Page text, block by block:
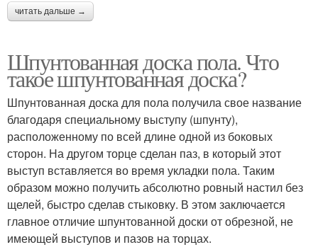
читать дальше →
Шпунтованная доска пола. Что
такое шпунтованная доска?
Шпунтованная доска для пола получила свое название
благодаря специальному выступу (шпунту),
расположенному по всей длине одной из боковых
сторон. На другом торце сделан паз, в который этот
выступ вставляется во время укладки пола. Таким
образом можно получить абсолютно ровный настил без
щелей, быстро сделав стыковку. В этом заключается
главное отличие шпунтованной доски от обрезной, не
имеющей выступов и пазов на торцах.